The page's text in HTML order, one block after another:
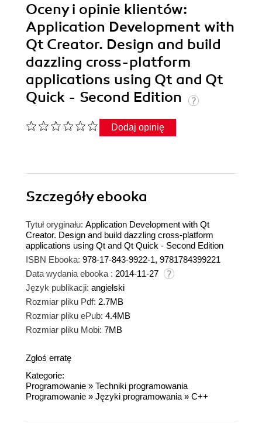
Oceny i opinie klientów:
Application Development with
Qt Creator. Design and build
dazzling cross-platform
applications using Qt and Qt
Quick - Second Edition
Dodaj opinię
Szczegółyebooka
Tytuł oryginału: Application Development with Qt
Creator. Design and build dazzling cross-platform
applications using Qt and Qt Quick - Second Edition
ISBN Ebooka: 978-17-843-9922-1, 9781784399221
Data wydania ebooka : 2014-11-27
Język publikacji: angielski
Rozmiar pliku Pdf: 2.7MB
Rozmiar pliku ePub: 4.4MB
Rozmiar pliku Mobi: 7MB
Zgłoś erratę
Kategorie:
Programowanie » Techniki programowania
Programowanie » Języki programowania » C++